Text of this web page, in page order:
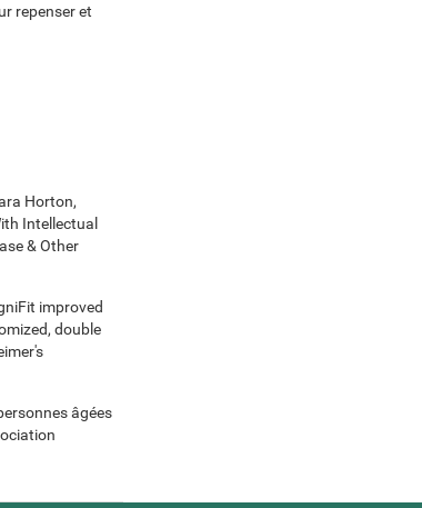
repenser et
Horton,
Intellectual
& Other
improved
double
âgées